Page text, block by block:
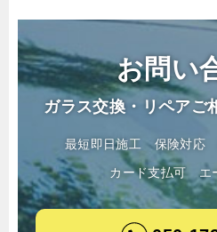
お問い
ガラス交換・リペアご
最短即日施工 保険対応
カード支払可
エ